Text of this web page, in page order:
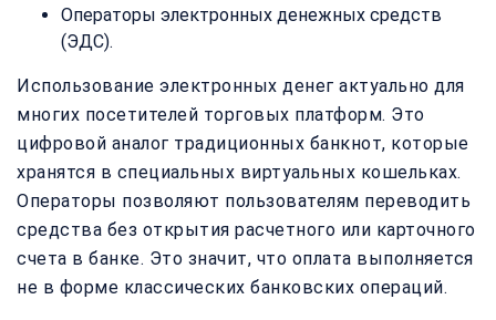
Операторы электронных денежных средств
(ЭДС).
Использование электронных денег актуально для
многих посетителей торговых платформ. Это
цифровой аналог традиционных банкнот, которые
хранятся в специальных виртуальных кошельках.
Операторы позволяют пользователям переводить
средства без открытия расчетного или карточного
счета в банке. Это значит, что оплата выполняется
не в форме классических банковских операций.